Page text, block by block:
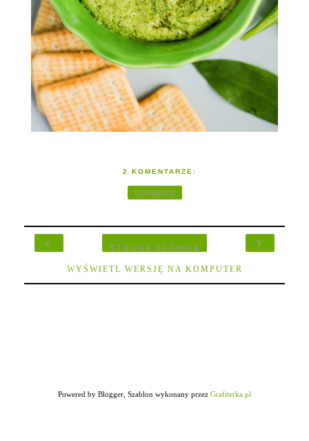
2 KOMENTARZE:
Udostępnij
‹ ›
STRONA GŁÓWNA
WYŚWIETL WERSJĘ NA KOMPUTER
Powered by Blogger, Szablon wykonany przez Grafiterka.pl